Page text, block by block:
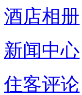
酒店相册
新闻中心
住客评论